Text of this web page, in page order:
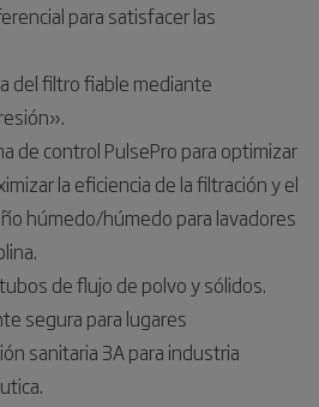
para satisfacer las
del filtro fiable mediante
de control PulsePro para optimizar
la eficiencia de la filtración y el
húmedo/húmedo para lavadores
de flujo de polvo y sólidos.
segura para lugares
sanitaria 3A para industria